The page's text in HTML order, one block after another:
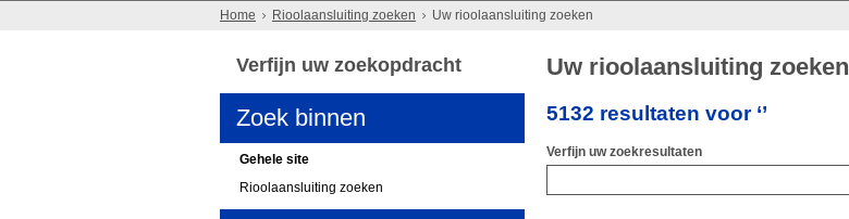
Home Rioolaansluiting zoeken Uw rioolaansluiting zoeken
Uw rioolaansluiting zoeken
5132 resultaten voor ‘’
Verfijn uw zoekresultaten
Verfijn uw zoekopdracht
Zoek binnen
Gehele site
Rioolaansluiting zoeken